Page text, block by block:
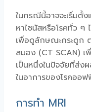
ในกรณีนี้อาจจะเรื่มตั้
หาไซนัสหรือโรคทั่ว ๆ
เพื่อดูลักษณะกระดูก
สมอง (CT SCAN) เ
เป็นหนึ่งในปัจจัยที่ส่ง
ในอาการของโรคออ
การทำ MRI